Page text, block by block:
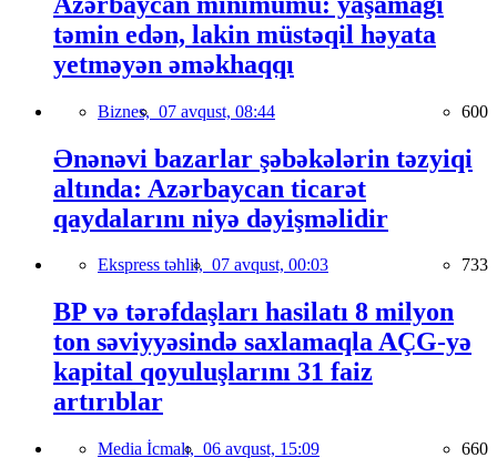
təmin edən, lakin müstəqil həyata
yetməyən əməkhaqqı
Biznes, 07 avqust, 08:44 600
Ənənəvi bazarlar şəbəkələrin təzyiqi
altında: Azərbaycan ticarət
qaydalarını niyə dəyişməlidir
Ekspress təhlil, 07 avqust, 00:03 733
BP və tərəfdaşları hasilatı 8 milyon
ton səviyyəsində saxlamaqla AÇG-yə
kapital qoyuluşlarını 31 faiz
artırıblar
Media İcmalı, 06 avqust, 15:09 660